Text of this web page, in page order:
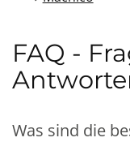
FAQ -
Was sind die